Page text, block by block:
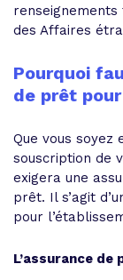
des Affaires
Pourquoi
de prêt
Que vous
souscription de
exigera une
prêt. Il s’agit
pour
L’assurance